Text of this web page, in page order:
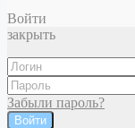
Войти
закрыть
Забыли пароль?
Войти